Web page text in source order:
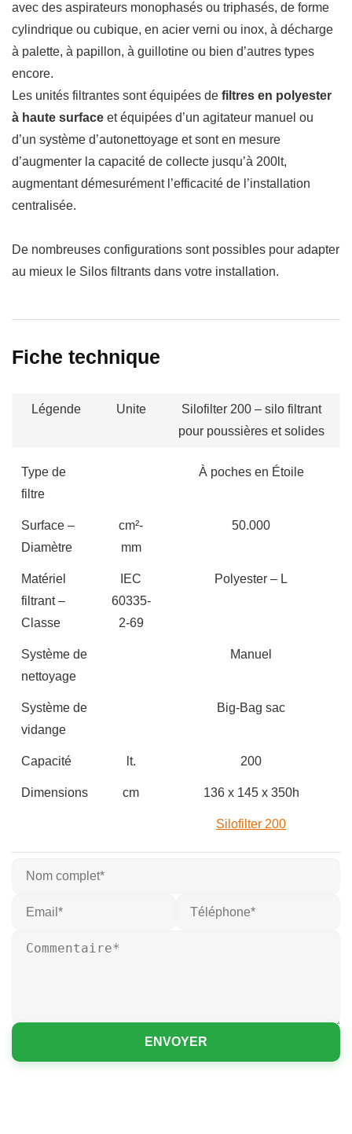
avec des aspirateurs monophasés ou triphasés, de forme
cylindrique ou cubique, en acier verni ou inox, à décharge
à palette, à papillon, à guillotine ou bien d’autres types
encore.
Les unités filtrantes sont équipées de filtres en polyester
à haute surface et équipées d’un agitateur manuel ou
d’un système d’autonettoyage et sont en mesure
d’augmenter la capacité de collecte jusqu’à 200lt,
augmentant démesurément l’efficacité de l’installation
centralisée.
De nombreuses configurations sont possibles pour adapter
au mieux le Silos filtrants dans votre installation.
Fiche technique
Légende Unite
Silofilter 200 – silo filtrant
pour poussières et solides
Type de
filtre
À poches en Étoile
Surface –
Diamètre
cm²-
mm
50.000
Matériel
filtrant –
Classe
IEC
60335-
2-69
Polyester – L
Système de
nettoyage
Manuel
Système de
vidange
Big-Bag sac
Capacité lt. 200
Dimensions cm 136 x 145 x 350h
Silofilter 200
ENVOYER